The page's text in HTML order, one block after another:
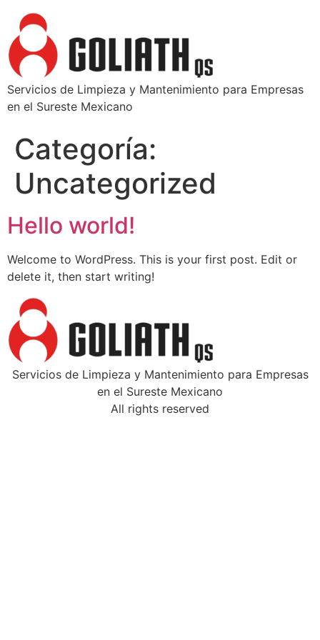
Servicios de Limpieza y Mantenimiento para Empresas
en el Sureste Mexicano
Categoría:
Uncategorized
Hello world!
Welcome to WordPress. This is your first post. Edit or
delete it, then start writing!
Servicios de Limpieza y Mantenimiento para Empresas
en el Sureste Mexicano
All rights reserved